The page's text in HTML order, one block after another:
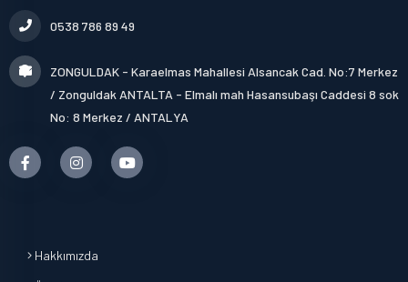
0538 786 89 49
ZONGULDAK - Karaelmas Mahallesi Alsancak Cad. No:7 Merkez
/ Zonguldak ANTALTA - Elmalı mah Hasansubaşı Caddesi 8 sok
No: 8 Merkez / ANTALYA
Hakkımızda